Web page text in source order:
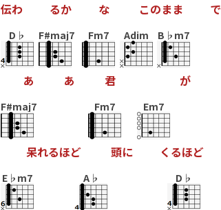
伝わ るか な このまま で
D♭
あ
F#maj7
あ
Fm7
君
Adim B♭m7
が
F#maj7
呆れるほど
Fm7
頭に
Em7
く るほど
E♭m7 A♭ D♭